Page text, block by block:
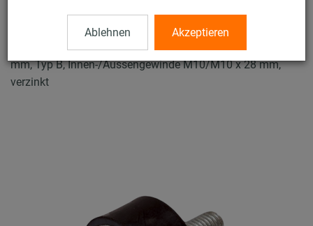
Ablehnen Akzeptieren
Schwingungsdämpfer
Schwingungsdämpfer mit zylindrischer Kontur, 50 x 40
mm, Typ B, Innen-/Aussengewinde M10/M10 x 28 mm,
verzinkt